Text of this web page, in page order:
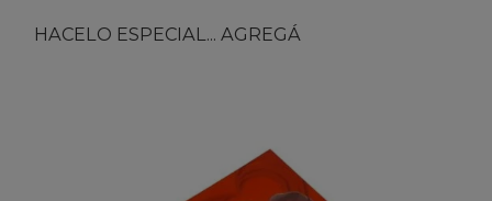
HACELO ESPECIAL... AGREGÁ